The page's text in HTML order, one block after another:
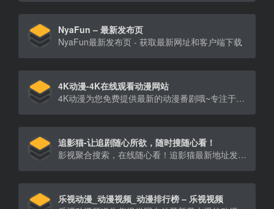
NyaFun – 最新发布页
NyaFun最新发布页 - 获取最新网址和客户端下载
4K动漫-4K在线观看动漫网站
4K动漫为您免费提供最新的动漫番剧哦~专注于动漫卡通资源收集整理，海量蓝光动漫卡通资源免费在线观看下载。
追影猫-让追剧随心所欲，随时搜随心看！
影视聚合搜索，在线随心看！追影猫最新地址发布页（zhuiyingmao.vip），汇集全球最全电影、电视剧、综艺、动漫、纪录片等影视资源站点！
乐视动漫_动漫视频_动漫排行榜 – 乐视视频